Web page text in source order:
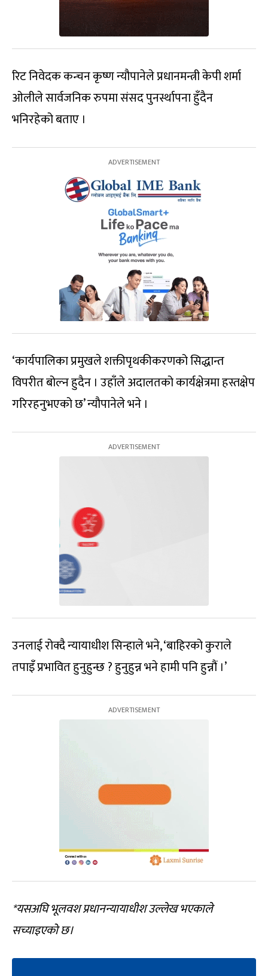
रिट निवेदक कन्चन कृष्ण न्यौपानेले प्रधानमन्त्री केपी शर्मा
ओलीले सार्वजनिक रुपमा संसद पुनर्स्थापना हुँदैन
भनिरहेको बताए ।
‘कार्यपालिका प्रमुखले शक्तीपृथकीकरणको सिद्धान्त
विपरीत बोल्न हुदैन । उहाँले अदालतको कार्यक्षेत्रमा हस्तक्षेप
गरिरहनुभएको छ’ न्यौपानेले भने ।
उनलाई रोक्दै न्यायाधीश सिन्हाले भने, ‘बाहिरको कुराले
तपाइँ प्रभावित हुनुहुन्छ ? हुनुहुन्न भने हामी पनि हुन्नौं ।’
*यसअघि भूलवश प्रधानन्यायाधीश उल्लेख भएकाले
सच्याइएको छ।